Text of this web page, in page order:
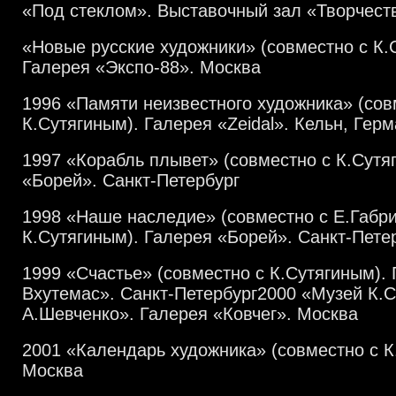
«Под стеклом». Выставочный зал
«Новые русские художники» (совместно с
Галерея «Экспо-88». Москва
1996 «Памяти неизвестного художника»
К.Сутягиным). Галерея «Zeidal». Кельн,
1997 «Корабль плывет» (совместно с
«Борей». Санкт-Петербург
1998 «Наше наследие» (совместно с
К.Сутягиным). Галерея «Борей». Санкт-
1999 «Счастье» (совместно с К.Сутягиным).
Вхутемас». Санкт-Петербург2000 «Музей
А.Шевченко». Галерея «Ковчег». Москва
2001 «Календарь художника» (совместно с
Москва